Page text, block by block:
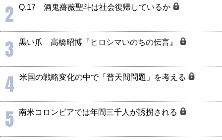
2 Q.17 酒鬼薔薇聖斗は社会復帰しているか
3 黒い爪 高橋昭博『ヒロシマいのちの伝言』
4 米国の戦略変化の中で「普天間問題」を考える
5 南米コロンビアでは年間三千人が誘拐される